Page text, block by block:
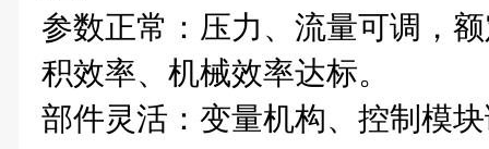
参数正常：压力、流量可调，
积效率、机械效率达标。
部件灵活：变量机构、控制模